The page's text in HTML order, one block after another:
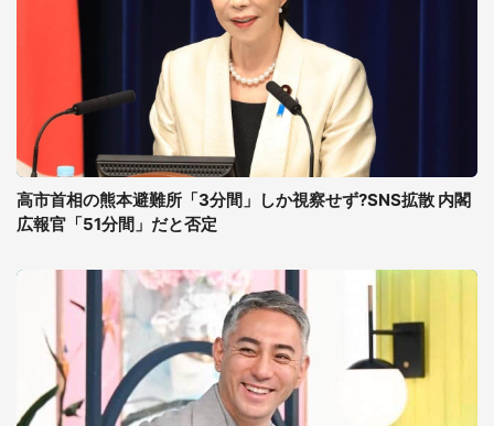
高市首相の熊本避難所「3分間」しか視察せず?SNS拡散 内閣
広報官「51分間」だと否定